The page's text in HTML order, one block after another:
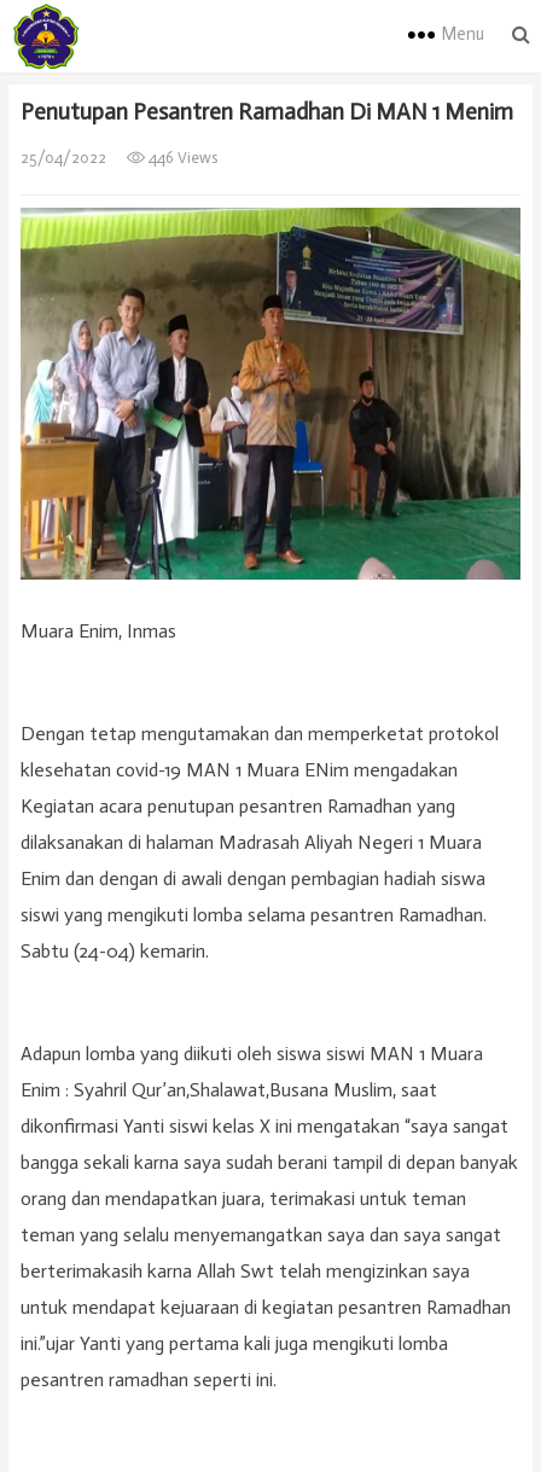
Menu
Penutupan Pesantren Ramadhan Di MAN 1 Menim
25/04/2022 446 Views
Muara Enim, Inmas
Dengan tetap mengutamakan dan memperketat protokol
klesehatan covid-19 MAN 1 Muara ENim mengadakan
Kegiatan acara penutupan pesantren Ramadhan yang
dilaksanakan di halaman Madrasah Aliyah Negeri 1 Muara
Enim dan dengan di awali dengan pembagian hadiah siswa
siswi yang mengikuti lomba selama pesantren Ramadhan.
Sabtu (24-04) kemarin.
Adapun lomba yang diikuti oleh siswa siswi MAN 1 Muara
Enim : Syahril Qur’an,Shalawat,Busana Muslim, saat
dikonfirmasi Yanti siswi kelas X ini mengatakan “saya sangat
bangga sekali karna saya sudah berani tampil di depan banyak
orang dan mendapatkan juara, terimakasi untuk teman
teman yang selalu menyemangatkan saya dan saya sangat
berterimakasih karna Allah Swt telah mengizinkan saya
untuk mendapat kejuaraan di kegiatan pesantren Ramadhan
ini.”ujar Yanti yang pertama kali juga mengikuti lomba
pesantren ramadhan seperti ini.